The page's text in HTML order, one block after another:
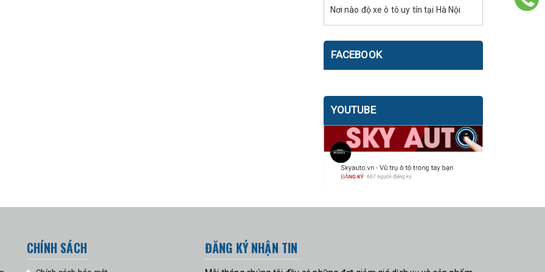
Nơi nào độ xe ô tô uy tín tại Hà Nội
FACEBOOK
YOUTUBE
CHÍNH SÁCH ĐĂNG KÝ NHẬN TIN